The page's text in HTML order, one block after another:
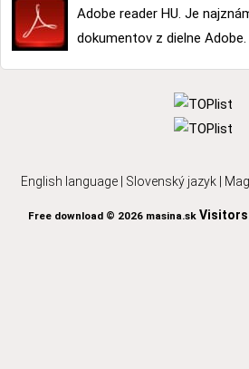
Adobe reader HU. Je
dokumentov z dielne Adobe.
English language Slovenský jazyk
Free download © 2026 masina.sk